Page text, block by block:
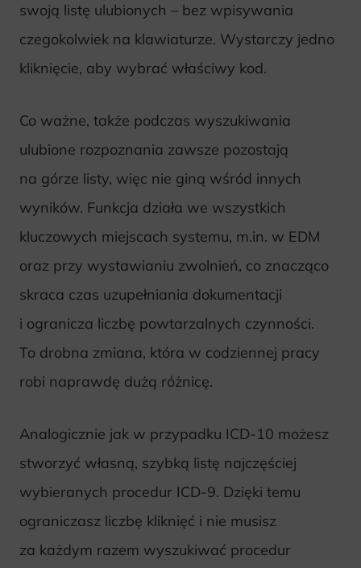
swoją listę ulubionych – bez wpisywania
czegokolwiek na klawiaturze. Wystarczy jedno
kliknięcie, aby wybrać właściwy kod.
Co ważne, także podczas wyszukiwania
ulubione rozpoznania zawsze pozostają
na górze listy, więc nie giną wśród innych
wyników. Funkcja działa we wszystkich
kluczowych miejscach systemu, m.in. w EDM
oraz przy wystawianiu zwolnień, co znacząco
skraca czas uzupełniania dokumentacji
i ogranicza liczbę powtarzalnych czynności.
To drobna zmiana, która w codziennej pracy
robi naprawdę dużą różnicę.
Analogicznie jak w przypadku ICD-10 możesz
stworzyć własną, szybką listę najczęściej
wybieranych procedur ICD-9. Dzięki temu
ograniczasz liczbę kliknięć i nie musisz
za każdym razem wyszukiwać procedur